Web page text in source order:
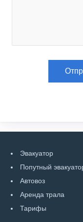
Эвакуатор
Попутный
Автовоз
Аренда трала
Тарифы